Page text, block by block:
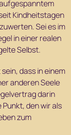
Kindheitstagen
Sei es im
in einer realen
Selbst.
dass in einem
anderen Seele
darin
den wir als
zum